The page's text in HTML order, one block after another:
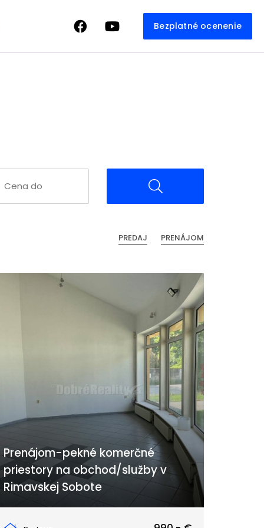
Bezplatné ocenenie
PREDAJ PRENÁJOM
Prenájom-pekné komerčné
priestory na obchod/služby v
Rimavskej Sobote